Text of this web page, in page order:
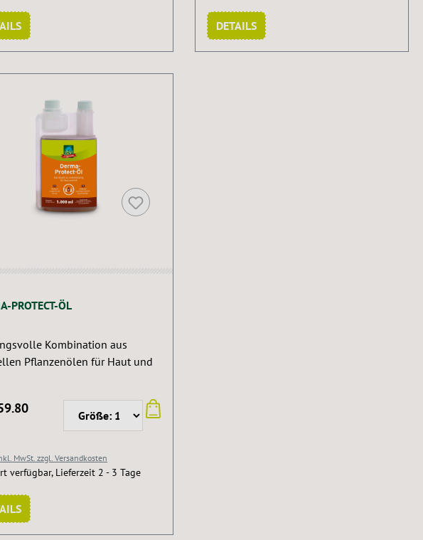
DETAILS
PROTECT-ÖL
Kombination aus
Pflanzenölen für Haut und
MwSt. zzgl. Versandkosten
verfügbar, Lieferzeit 2 - 3 Tage